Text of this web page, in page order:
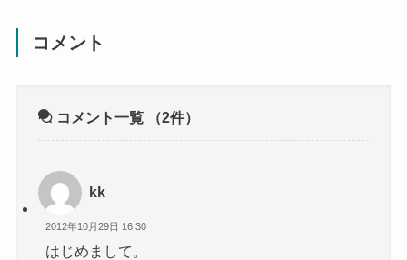
コメント
コメント一覧 （2件）
kk
2012年10月29日 16:30
はじめまして。